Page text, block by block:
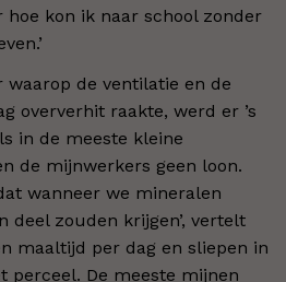
hoe kon ik naar school zonder
waarop de ventilatie en de
oververhit raakte, werd er ’s
in de meeste kleine
de mijnwerkers geen loon.
wanneer we mineralen
deel zouden krijgen’, vertelt
maaltijd per dag en sliepen in
perceel. De meeste mijnen